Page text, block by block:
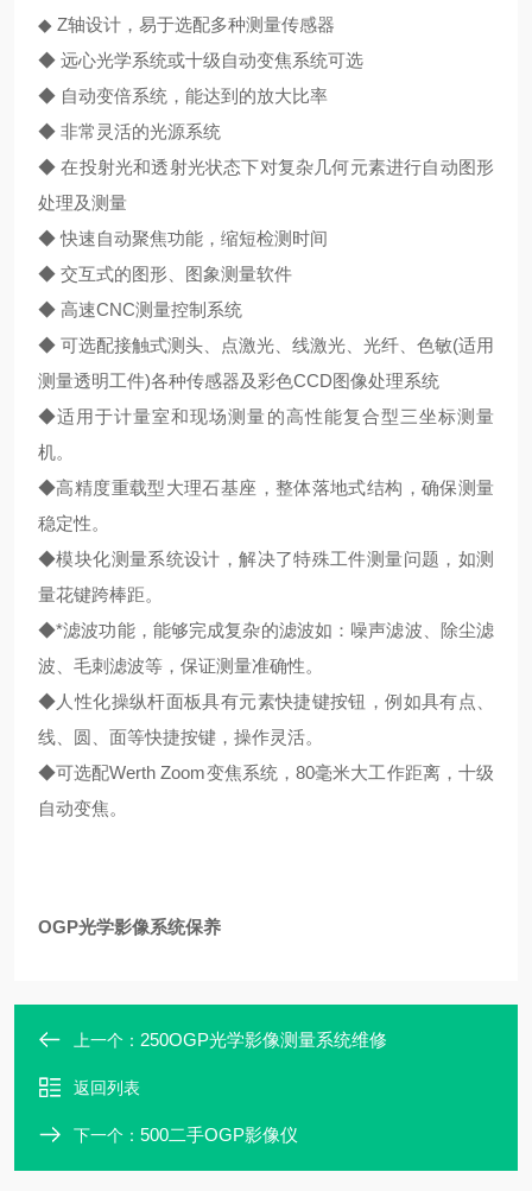
◆ Z轴设计，易于选配多种测量传感器
◆ 远心光学系统或十级自动变焦系统可选
◆ 自动变倍系统，能达到的放大比率
◆ 非常灵活的光源系统
◆ 在投射光和透射光状态下对复杂几何元素进行自动图形
处理及测量
◆ 快速自动聚焦功能，缩短检测时间
◆ 交互式的图形、图象测量软件
◆ 高速CNC测量控制系统
◆ 可选配接触式测头、点激光、线激光、光纤、色敏(适用
测量透明工件)各种传感器及彩色CCD图像处理系统
◆适用于计量室和现场测量的高性能复合型三坐标测量
机。
◆高精度重载型大理石基座，整体落地式结构，确保测量
稳定性。
◆模块化测量系统设计，解决了特殊工件测量问题，如测
量花键跨棒距。
◆*滤波功能，能够完成复杂的滤波如：噪声滤波、除尘滤
波、毛刺滤波等，保证测量准确性。
◆人性化操纵杆面板具有元素快捷键按钮，例如具有点、
线、圆、面等快捷按键，操作灵活。
◆可选配Werth Zoom变焦系统，80毫米大工作距离，十级
自动变焦。
OGP光学影像系统保养
上一个： 250OGP光学影像测量系统维修
返回列表
下一个： 500二手OGP影像仪